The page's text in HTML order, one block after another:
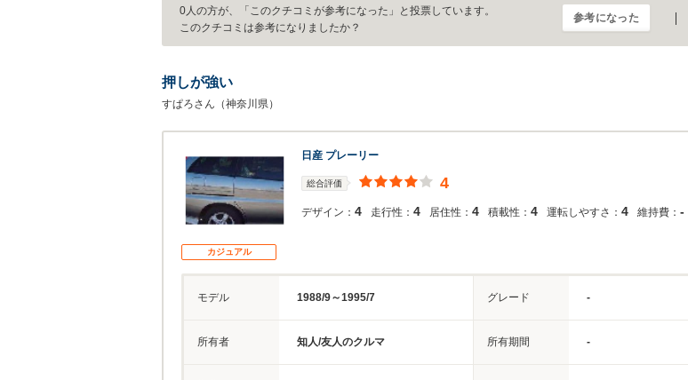
0人の方が、「このクチコミが参考になった」と投票しています。
このクチコミは参考になりましたか？
参考になった
押しが強い
すぱろさん（神奈川県）
日産 プレーリー
総合評価 4
デザイン： 4 走行性： 4 居住性： 4 積載性： 4 運転しやすさ： 4 維持費： -
カジュアル
モデル 1988/9～1995/7 グレード -
所有者 知人/友人のクルマ 所有期間 -